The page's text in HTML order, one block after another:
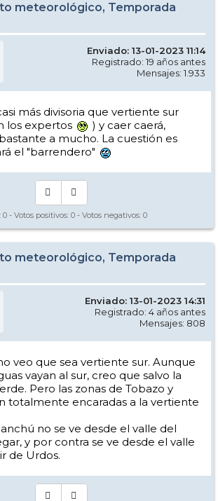
meteorológico, Temporada
Enviado: 13-01-2023 11:14
Registrado: 19 años antes
Mensajes: 1.933
más divisoria que vertiente sur
los expertos
) y caer caerá,
a mucho. La cuestión es
el "barrendero"
0 - Votos positivos: 0 - Votos negativos: 0
meteorológico, Temporada
Enviado: 13-01-2023 14:31
Registrado: 4 años antes
Mensajes: 808
veo que sea vertiente sur. Aunque
vayan al sur, creo que salvo la
Pero las zonas de Tobazo y
totalmente encaradas a la vertiente
no se ve desde el valle del
y por contra se ve desde el valle
de Urdos.